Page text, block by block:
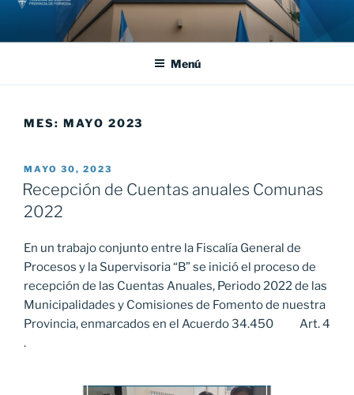
Saltar
contenido
Menú
MES: MAYO 2023
PUBLICADO
EL
MAYO 30, 2023
Recepción de Cuentas anuales Comunas
2022
En un trabajo conjunto entre la Fiscalía General de
Procesos y la Supervisoria “B” se inició el proceso de
recepción de las Cuentas Anuales, Periodo 2022 de las
Municipalidades y Comisiones de Fomento de nuestra
Provincia, enmarcados en el Acuerdo 34.450 Art. 4
.